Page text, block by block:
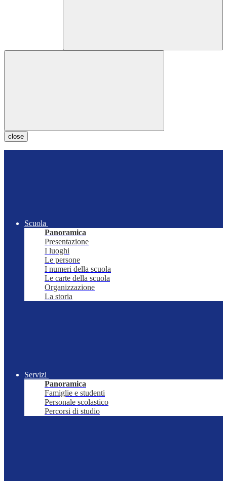
close
Scuola
Panoramica
Presentazione
I luoghi
Le persone
I numeri della scuola
Le carte della scuola
Organizzazione
La storia
Servizi
Panoramica
Famiglie e studenti
Personale scolastico
Percorsi di studio